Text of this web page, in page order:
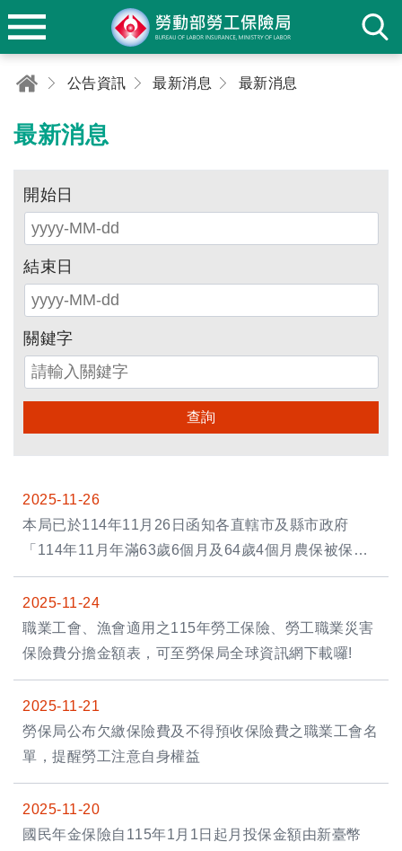
公告資訊 最新消息 最新消息
最新消息
開始日
結束日
關鍵字
查詢
2025-11-26
本局已於114年11月26日函知各直轄市及縣市政府
「114年11月年滿63歲6個月及64歲4個月農保被保險
人資格清查」相關事宜。
2025-11-24
職業工會、漁會適用之115年勞工保險、勞工職業災害
保險費分擔金額表，可至勞保局全球資訊網下載囉!
2025-11-21
勞保局公布欠繳保險費及不得預收保險費之職業工會名
單，提醒勞工注意自身權益
2025-11-20
國民年金保險自115年1月1日起月投保金額由新臺幣